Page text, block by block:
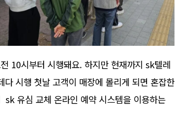
10시부터 시행돼요. 하지만 현재까지 sk텔레
시행 첫날 고객이 매장에 몰리게 되면 혼잡한
유심 교체 온라인 예약 시스템을 이용하는